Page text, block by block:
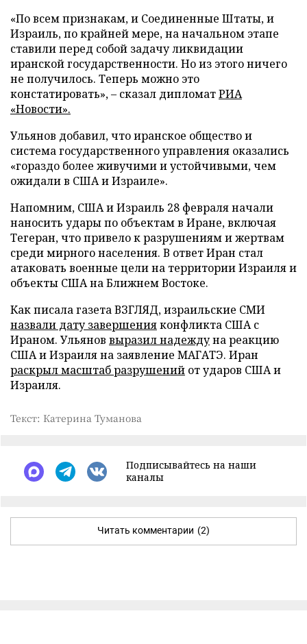
«По всем признакам, и Соединенные Штаты, и
Израиль, по крайней мере, на начальном этапе
ставили перед собой задачу ликвидации
иранской государственности. Но из этого ничего
не получилось. Теперь можно это
констатировать», – сказал дипломатРИА
«Новости».
Ульянов добавил, что иранское общество и
система государственного управления оказались
«гораздо более живучими и устойчивыми, чем
ожидали в США и Израиле».
Напомним, США и Израиль 28 февраля начали
наносить удары по объектам в Иране, включая
Тегеран, что привело к разрушениям и жертвам
среди мирного населения. В ответ Иран стал
атаковать военные цели на территории Израиля и
объекты США на Ближнем Востоке.
Как писала газета ВЗГЛЯД, израильские СМИ
назвали дату завершенияконфликта США с
Ираном. Ульянов выразил надеждуна реакцию
США и Израиля на заявление МАГАТЭ. Иран
раскрыл масштаб разрушений от ударов США и
Израиля.
Текст: Катерина Туманова
Подписывайтесь на наши
каналы
Читать комментарии (2)